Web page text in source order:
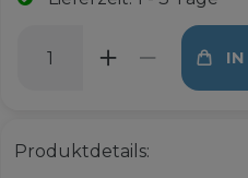
Produktdetails: